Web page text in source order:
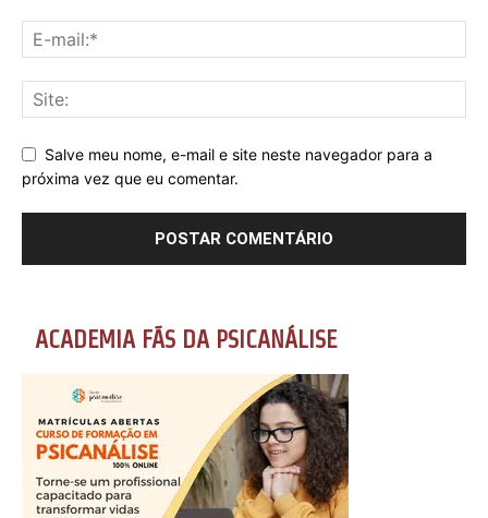
Salve meu nome, e-mail e site neste navegador para a
próxima vez que eu comentar.
ACADEMIA FÃS DA PSICANÁLISE